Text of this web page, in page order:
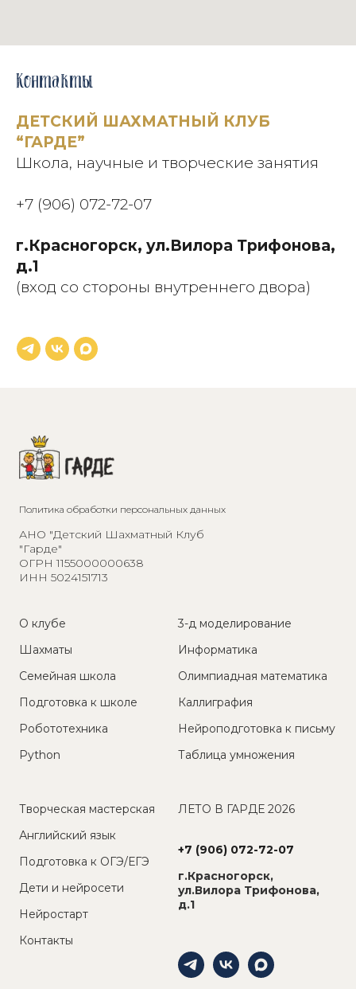
Контакты
ДЕТСКИЙ ШАХМАТНЫЙ КЛУБ
“ГАРДЕ”
Школа, научные и творческие занятия
+7 (906) 072-72-07
г.Красногорск, ул.Вилора Трифонова,
д.1
(вход со стороны внутреннего двора)
Политика обработки персональных данных
АНО "Детский Шахматный Клуб
"Гарде"
ОГРН 1155000000638
ИНН 5024151713
О клубе
Шахматы
Семейная школа
Подготовка к школе
Робототехника
Python
3-д моделирование
Информатика
Олимпиадная математика
Каллиграфия
Нейроподготовка к письму
Таблица умножения
Творческая мастерская
Английский язык
Подготовка к ОГЭ/ЕГЭ
Дети и нейросети
Нейростарт
Контакты
ЛЕТО В ГАРДЕ 2026
+7 (906) 072-72-07
г.Красногорск,
ул.Вилора Трифонова,
д.1